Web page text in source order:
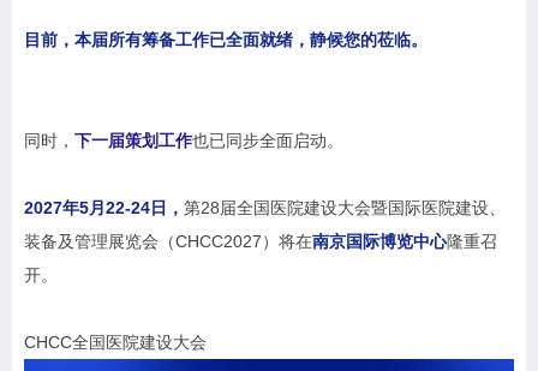
目前，本届所有筹备工作已全面就绪，静候您的莅临。
同时， 下一届策划工作也已同步全面启动。
2027年5月22-24日， 第28届全国医院建设大会暨国际医院建设、
装备及管理展览会（CHCC2027）将在南京国际博览中心隆重召
开。
CHCC全国医院建设大会